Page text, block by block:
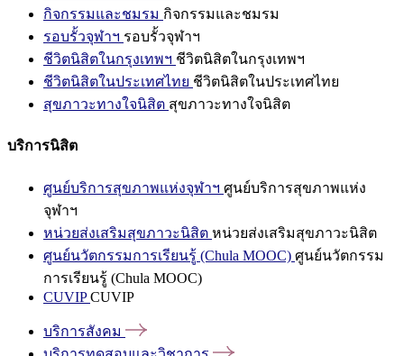
กิจกรรมและชมรม กิจกรรมและชมรม
รอบรั้วจุฬาฯ รอบรั้วจุฬาฯ
ชีวิตนิสิตในกรุงเทพฯ ชีวิตนิสิตในกรุงเทพฯ
ชีวิตนิสิตในประเทศไทย ชีวิตนิสิตในประเทศไทย
สุขภาวะทางใจนิสิต สุขภาวะทางใจนิสิต
บริการนิสิต
ศูนย์บริการสุขภาพแห่งจุฬาฯ ศูนย์บริการสุขภาพแห่ง
จุฬาฯ
หน่วยส่งเสริมสุขภาวะนิสิต หน่วยส่งเสริมสุขภาวะนิสิต
ศูนย์นวัตกรรมการเรียนรู้ (Chula MOOC) ศูนย์นวัตกรรม
การเรียนรู้ (Chula MOOC)
CUVIPCUVIP
บริการสังคม